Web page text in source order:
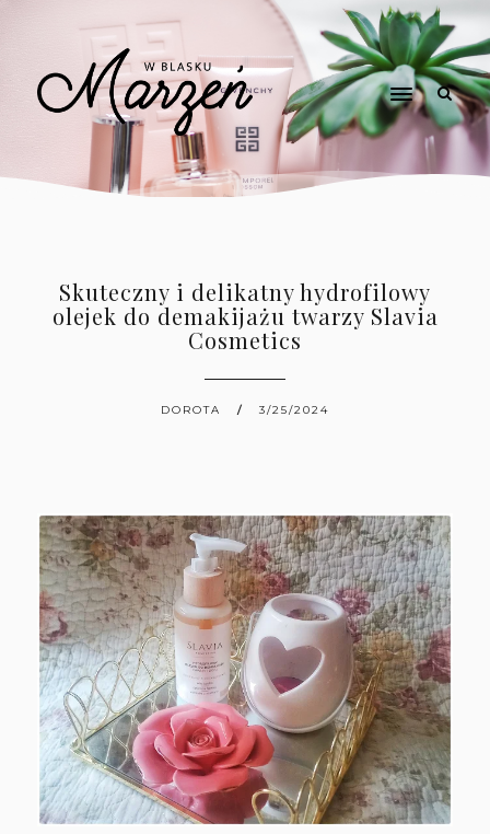
Skuteczny i delikatny hydrofilowy
olejek do demakijażu twarzy Slavia
Cosmetics
DOROTA 3/25/2024